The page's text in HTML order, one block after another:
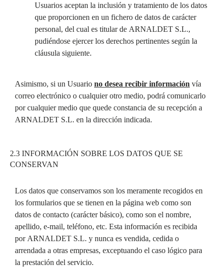
Usuarios aceptan la inclusión y tratamiento de los datos
que proporcionen en un fichero de datos de carácter
personal, del cual es titular de ARNALDET S.L.,
pudiéndose ejercer los derechos pertinentes según la
cláusula siguiente.
Asimismo, si un Usuario no desea recibir información vía
correo electrónico o cualquier otro medio, podrá comunicarlo
por cualquier medio que quede constancia de su recepción a
ARNALDET S.L. en la dirección indicada.
2.3 INFORMACIÓN SOBRE LOS DATOS QUE SE
CONSERVAN
Los datos que conservamos son los meramente recogidos en
los formularios que se tienen en la página web como son
datos de contacto (carácter básico), como son el nombre,
apellido, e-mail, teléfono, etc. Esta información es recibida
por ARNALDET S.L. y nunca es vendida, cedida o
arrendada a otras empresas, exceptuando el caso lógico para
la prestación del servicio.